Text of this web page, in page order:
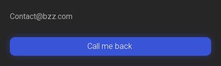
Contact@bzz.com
Сall me back